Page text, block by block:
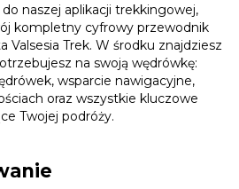
naszej aplikacji trekkingowej,
kompletny cyfrowy przewodnik
Valsesia Trek. W środku znajdziesz
na swoją wędrówkę:
wsparcie nawigacyjne,
oraz wszystkie kluczowe
Twojej podróży.